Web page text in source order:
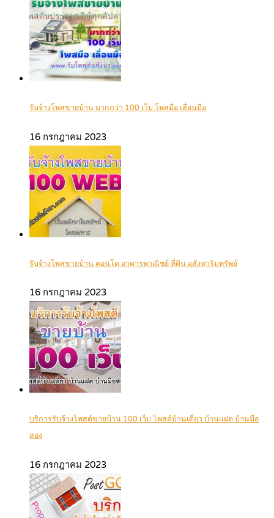
รับจ้างโพสขายบ้าน มากกว่า 100 เว็บ โพสมือ เลื่อนมือ
16 กรกฎาคม 2023
รับจ้างโพสขายบ้าน คอนโด อาคารพาณิชย์ ที่ดิน อสังหาริมทรัพย์
16 กรกฎาคม 2023
บริการรับจ้างโพสต์ขายบ้าน 100 เว็บ โพสต์บ้านเดี่ยว บ้านแฝด บ้านมือ
สอง
16 กรกฎาคม 2023